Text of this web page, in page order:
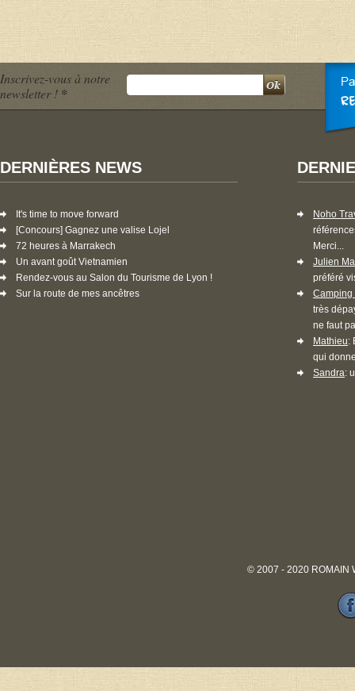
Inscrivez-vous à notre
newsletter ! *
DERNIÈRES NEWS
It's time to move forward
[Concours] Gagnez une valise Lojel
72 heures à Marrakech
Un avant goût Vietnamien
Rendez-vous au Salon du Tourisme de Lyon !
Sur la route de mes ancêtres
Noho
Merci...
Julien
préféré
Camping
très
ne faut
Mathieu:
qui
Sandra:
© 2007 - 2020 ROMAIN